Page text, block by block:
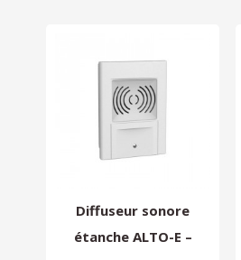
Diffuseur sonore
étanche ALTO-E –